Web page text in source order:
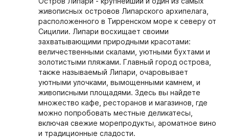
живописных островов Липарского архипелага,
расположенного в Тирренском море к северу от
Сицилии. Липари восхищает своими
захватывающими природными красотами:
величественными скалами, уютными бухтами и
золотистыми пляжами. Главный город острова,
также называемый Липари, очаровывает
уютными улочками, вымощенными камнем, и
живописными площадями. Здесь вы найдете
множество кафе, ресторанов и магазинов, где
можно попробовать местные деликатесы,
включая свежие морепродукты, ароматное вино
и традиционные сладости.